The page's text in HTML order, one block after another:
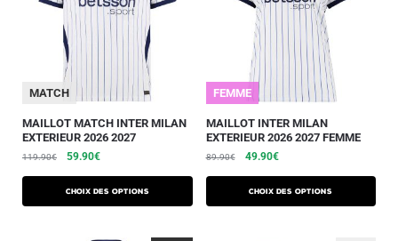
MATCH
MAILLOT MATCH INTER MILAN
EXTERIEUR 2026 2027
119.90€ 59.90€
Choix des options
FEMME
MAILLOT INTER MILAN
EXTERIEUR 2026 2027 FEMME
89.90€ 49.90€
Choix des options